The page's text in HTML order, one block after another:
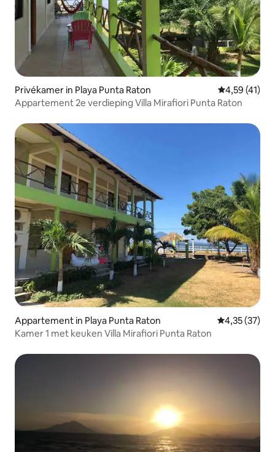
Privékamer in Playa Punta Raton Gemiddelde
4,59 (41)
Appartement 2e verdieping Villa Mirafiori Punta Raton
Appartement in Playa Punta Raton Gemiddelde
4,35 (37)
Kamer 1 met keuken Villa Mirafiori Punta Raton